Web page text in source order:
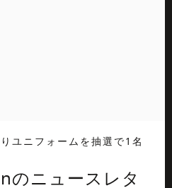
ユニフォームを抽選で1名
ニュースレタ